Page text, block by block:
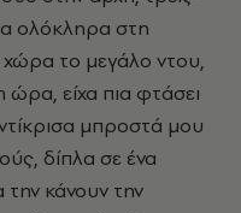
ολόκληρα στη
το μεγάλο ντου,
ώρα, είχα πια φτάσει
μπροστά μου
δίπλα σε ένα
την κάνουν την